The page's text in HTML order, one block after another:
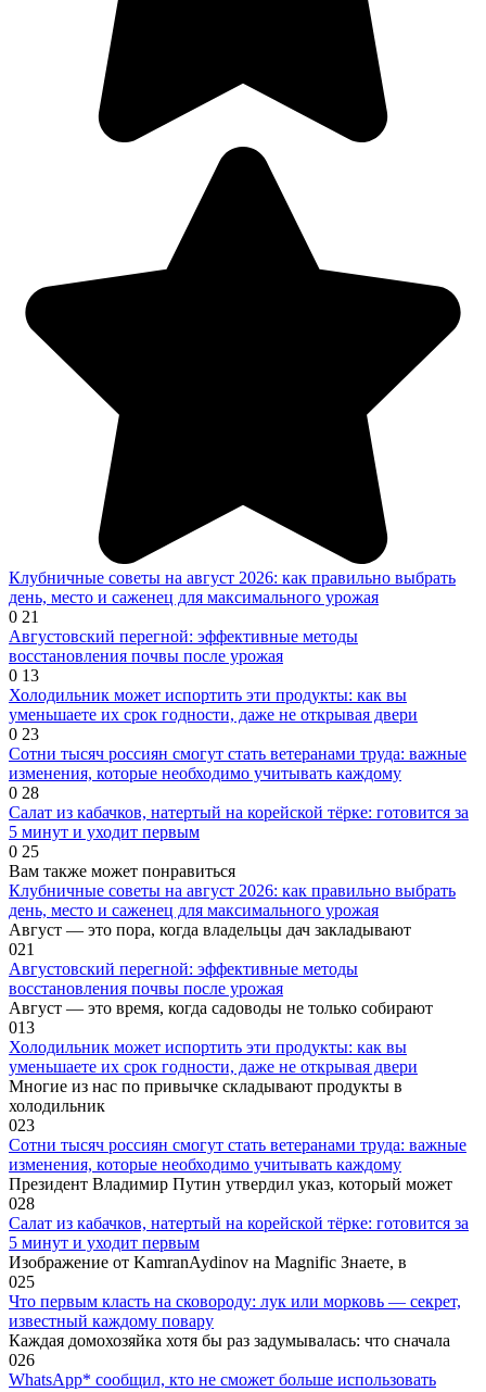
Клубничные советы на август 2026: как правильно выбрать
день, место и саженец для максимального урожая
0 21
Августовский перегной: эффективные методы
восстановления почвы после урожая
0 13
Холодильник может испортить эти продукты: как вы
уменьшаете их срок годности, даже не открывая двери
0 23
Сотни тысяч россиян смогут стать ветеранами труда: важные
изменения, которые необходимо учитывать каждому
0 28
Салат из кабачков, натертый на корейской тёрке: готовится за
5 минут и уходит первым
0 25
Вам также может понравиться
Клубничные советы на август 2026: как правильно выбрать
день, место и саженец для максимального урожая
Август — это пора, когда владельцы дач закладывают
021
Августовский перегной: эффективные методы
восстановления почвы после урожая
Август — это время, когда садоводы не только собирают
013
Холодильник может испортить эти продукты: как вы
уменьшаете их срок годности, даже не открывая двери
Многие из нас по привычке складывают продукты в
холодильник
023
Сотни тысяч россиян смогут стать ветеранами труда: важные
изменения, которые необходимо учитывать каждому
Президент Владимир Путин утвердил указ, который может
028
Салат из кабачков, натертый на корейской тёрке: готовится за
5 минут и уходит первым
Изображение от KamranAydinov на Magnific Знаете, в
025
Что первым класть на сковороду: лук или морковь — секрет,
известный каждому повару
Каждая домохозяйка хотя бы раз задумывалась: что сначала
026
WhatsApp* сообщил, кто не сможет больше использовать